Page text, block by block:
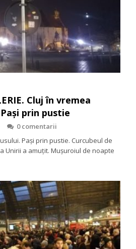
Cluj în vremea
prin pustie
0 comentarii
Paşi prin pustie. Curcubeul de
Unirii a amuţit. Muşuroiul de noapte